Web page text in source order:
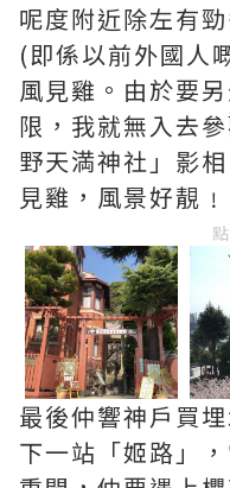
呢度附近除左有
(即係以前外國人
風見雞。由於要
限，我就無入去
野天満神社」影
見雞，風景好靚﹗
最後仲響神戶買
下一站「姬路」